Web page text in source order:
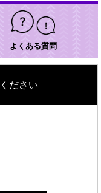
よくある質問
ださい